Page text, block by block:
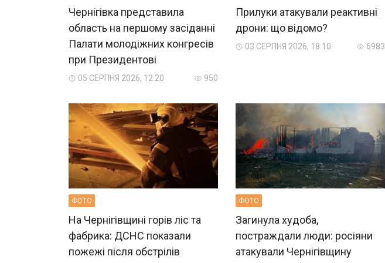
Чернігівка представила
область на першому засіданні
Палати молодіжних конгресів
при Президентові
05 СЕРПНЯ 2026, 12:20 950
Прилуки атакували реактивні
дрони: що відомо?
03 СЕРПНЯ 2026, 18:10 6983
ФОТО
На Чернігівщині горів ліс та
фабрика: ДСНС показали
пожежі після обстрілів
ФОТО
Загинула худоба,
постраждали люди: росіяни
атакували Чернігівщину